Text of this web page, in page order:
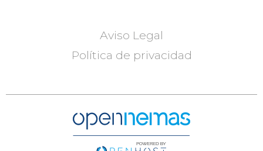
Aviso Legal
Política de privacidad